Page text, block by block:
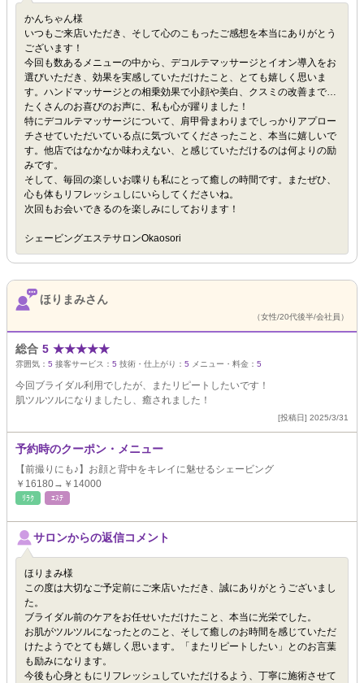
かんちゃん様
いつもご来店いただき、そして心のこもったご感想を本当にありがとう
ございます！
今回も数あるメニューの中から、デコルテマッサージとイオン導入をお
選びいただき、効果を実感していただけたこと、とても嬉しく思いま
す。ハンドマッサージとの相乗効果で小顔や美白、クスミの改善まで…
たくさんのお喜びのお声に、私も心が躍りました！
特にデコルテマッサージについて、肩甲骨まわりまでしっかりアプロー
チさせていただいている点に気づいてくださったこと、本当に嬉しいで
す。他店ではなかなか味わえない、と感じていただけるのは何よりの励
みです。
そして、毎回の楽しいお喋りも私にとって癒しの時間です。またぜひ、
心も体もリフレッシュしにいらしてくださいね。
次回もお会いできるのを楽しみにしております！
シェービングエステサロンOkaosori
ほりまみさん
（女性/20代後半/会社員）
総合 5 ★★★★★
雰囲気： 5 接客サービス： 5 技術・仕上がり： 5 メニュー・料金： 5
今回ブライダル利用でしたが、またリピートしたいです！
肌ツルツルになりましたし、癒されました！
[投稿日] 2025/3/31
予約時のクーポン・メニュー
【前撮りにも♪】お顔と背中をキレイに魅せるシェービング
￥16180→￥14000
ﾘﾗｸ ｴｽﾃ
サロンからの返信コメント
ほりまみ様
この度は大切なご予定前にご来店いただき、誠にありがとうございまし
た。
ブライダル前のケアをお任せいただけたこと、本当に光栄でした。
お肌がツルツルになったとのこと、そして癒しのお時間を感じていただ
けたようでとても嬉しく思います。「またリピートしたい」とのお言葉
も励みになります。
今後も心身ともにリフレッシュしていただけるよう、丁寧に施術させて